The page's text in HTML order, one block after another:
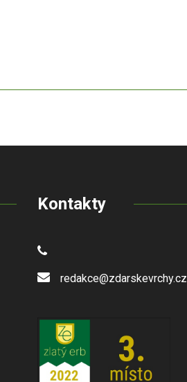
Kontakty
redakce@zdarskevrchy.cz